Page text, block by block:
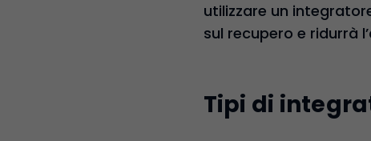
utilizzare un
sul recupero e ridurrà
Tipi di